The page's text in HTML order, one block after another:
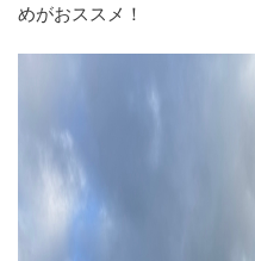
めがおススメ！